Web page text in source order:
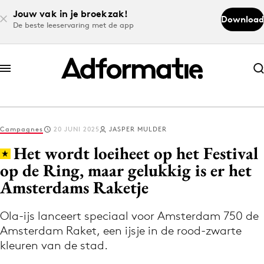
Jouw vak in je broekzak!
De beste leeservaring met de app
Download
Abonneer nu
Abonneer nu
Log in
Download de app
Volg het laatste nieuws via de Adformatie
Nieuws app
Campagnes 20 JUNI 2025 JASPER MULDER
Het wordt loeiheet op het Festival
op de Ring, maar gelukkig is er het
Amsterdams Raketje
Ola-ijs lanceert speciaal voor Amsterdam 750 de
Amsterdam Raket, een ijsje in de rood-zwarte
kleuren van de stad.